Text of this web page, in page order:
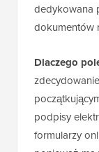
dedykowana
dokumentów
Dlaczego
podpisy
formularzy